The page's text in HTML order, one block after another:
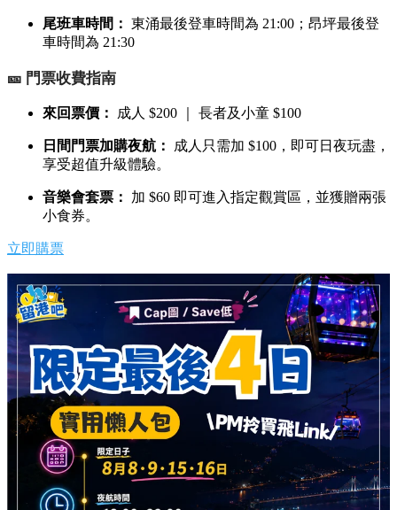
尾班車時間： 東涌最後登車時間為 21:00；昂坪最後登
車時間為 21:30
🎫 門票收費指南
來回票價： 成人 $200 ｜ 長者及小童 $100
日間門票加購夜航：
成人只需加 $100，即可日夜玩盡，
享受超值升級體驗。
音樂會套票：
加 $60 即可進入指定觀賞區，並獲贈兩張
小食券。
立即購票